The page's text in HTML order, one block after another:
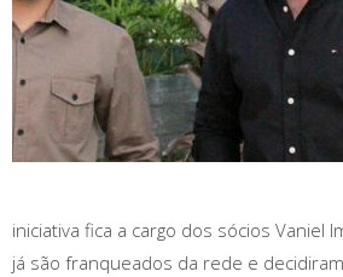
iniciativa fica a cargo dos sócios Vaniel
já são franqueados da rede e